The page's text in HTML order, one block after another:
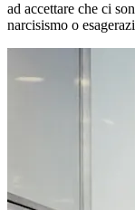
ad accettare che ci
narcisismo o